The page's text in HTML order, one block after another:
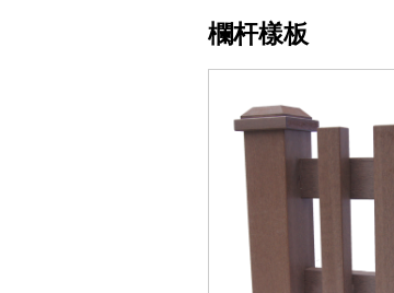
欄杆樣板